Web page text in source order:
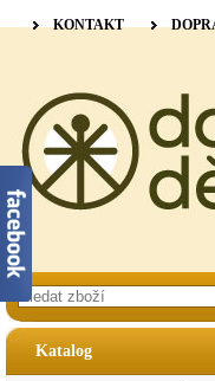
Katalog
KONTAKT